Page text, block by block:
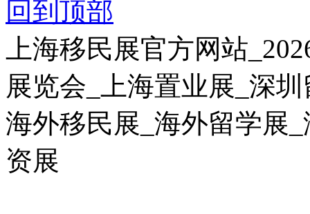
回到顶部
上海移民展官方网站
展览会_上海置业展_深
海外移民展_海外留学展
资展